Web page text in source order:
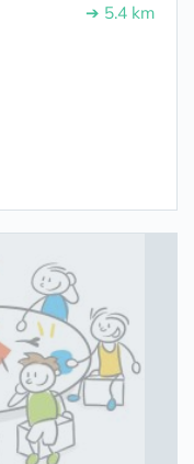
➔ 5.4 km